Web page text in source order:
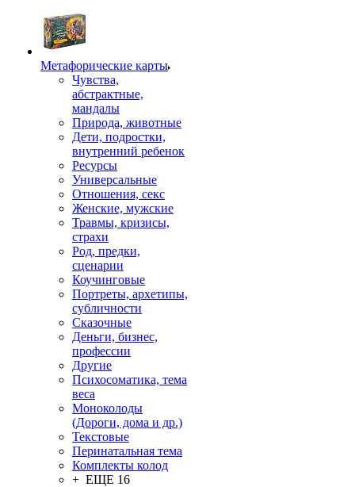
Mетафорические карты
Чувства,
абстрактные,
мандалы
Природа, животные
Дети, подростки,
внутренний ребенок
Ресурсы
Универсальные
Отношения, секс
Женские, мужские
Травмы, кризисы,
страхи
Род, предки,
сценарии
Коучинговые
Портреты, архетипы,
субличности
Сказочные
Деньги, бизнес,
профессии
Другие
Психосоматика, тема
веса
Моноколоды
(Дороги, дома и др.)
Текстовые
Перинатальная тема
Комплекты колод
+ ЕЩЕ 16